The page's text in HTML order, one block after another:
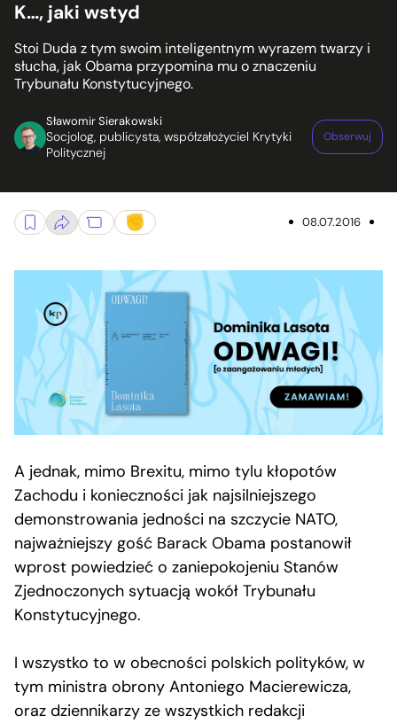
K…, jaki wstyd
Stoi Duda z tym swoim inteligentnym wyrazem twarzy i
słucha, jak Obama przypomina mu o znaczeniu
Trybunału Konstytucyjnego.
Sławomir Sierakowski
Socjolog, publicysta, współzałożyciel Krytyki
Politycznej
Obserwuj
08.07.2016
A jednak, mimo Brexitu, mimo tylu kłopotów
Zachodu i konieczności jak najsilniejszego
demonstrowania jedności na szczycie NATO,
najważniejszy gość Barack Obama postanowił
wprost powiedzieć o zaniepokojeniu Stanów
Zjednoczonych sytuacją wokół Trybunału
Konstytucyjnego.
I wszystko to w obecności polskich polityków, w
tym ministra obrony Antoniego Macierewicza,
oraz dziennikarzy ze wszystkich redakcji